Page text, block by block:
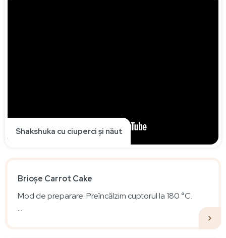
Shakshuka cu ciuperci și năut
Brioșe Carrot Cake
Mod de preparare: Preîncălzim cuptorul la 180 °C.
...